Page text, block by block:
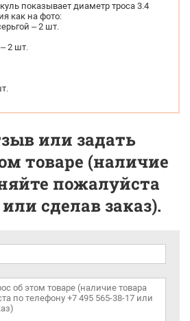
показывает диаметр троса 3.4
как на фото:
– 2 шт.
2 шт.
или задать
товаре (наличие
пожалуйста
сделав заказ).